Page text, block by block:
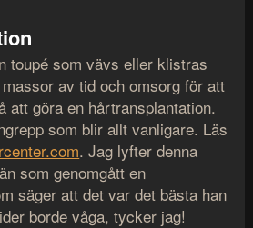
toupé som vävs eller klistras
av tid och omsorg för att
att göra en hårtransplantation.
som blir allt vanligare. Läs
. Jag lyfter denna
som genomgått en
säger att det var det bästa han
borde våga, tycker jag!